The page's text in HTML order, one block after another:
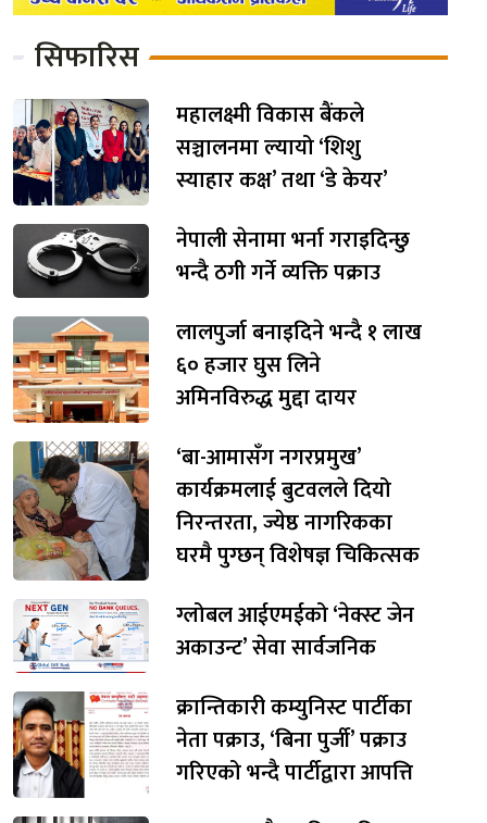
सिफारिस
महालक्ष्मी विकास बैंकले
सञ्चालनमा ल्यायो ‘शिशु
स्याहार कक्ष’ तथा ‘डे केयर’
नेपाली सेनामा भर्ना गराइदिन्छु
भन्दै ठगी गर्ने व्यक्ति पक्राउ
लालपुर्जा बनाइदिने भन्दै १ लाख
६० हजार घुस लिने
अमिनविरुद्ध मुद्दा दायर
‘बा-आमासँग नगरप्रमुख’
कार्यक्रमलाई बुटवलले दियो
निरन्तरता, ज्येष्ठ नागरिकका
घरमै पुग्छन् विशेषज्ञ चिकित्सक
ग्लोबल आईएमईको ‘नेक्स्ट जेन
अकाउन्ट’ सेवा सार्वजनिक
क्रान्तिकारी कम्युनिस्ट पार्टीका
नेता पक्राउ, ‘बिना पुर्जी’ पक्राउ
गरिएको भन्दै पार्टीद्वारा आपत्ति